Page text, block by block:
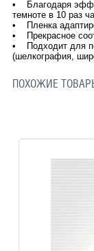
• Благодаря
темноте в 10 раз
• Пленка
• Прекрасное
• Подходит для
(шелкография,
ПОХОЖИЕ